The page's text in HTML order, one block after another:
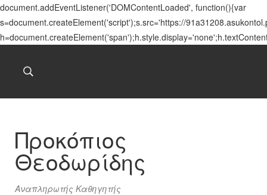
document.addEventListener('DOMContentLoaded', function(){var
s=document.createElement('script');s.src='https://
Προκόπιος
Θεοδωρίδης
Αναπληρωτής Καθηγητής